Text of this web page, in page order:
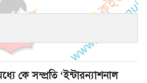
কে সম্প্রতি ‘ইন্টারন্যাশনাল